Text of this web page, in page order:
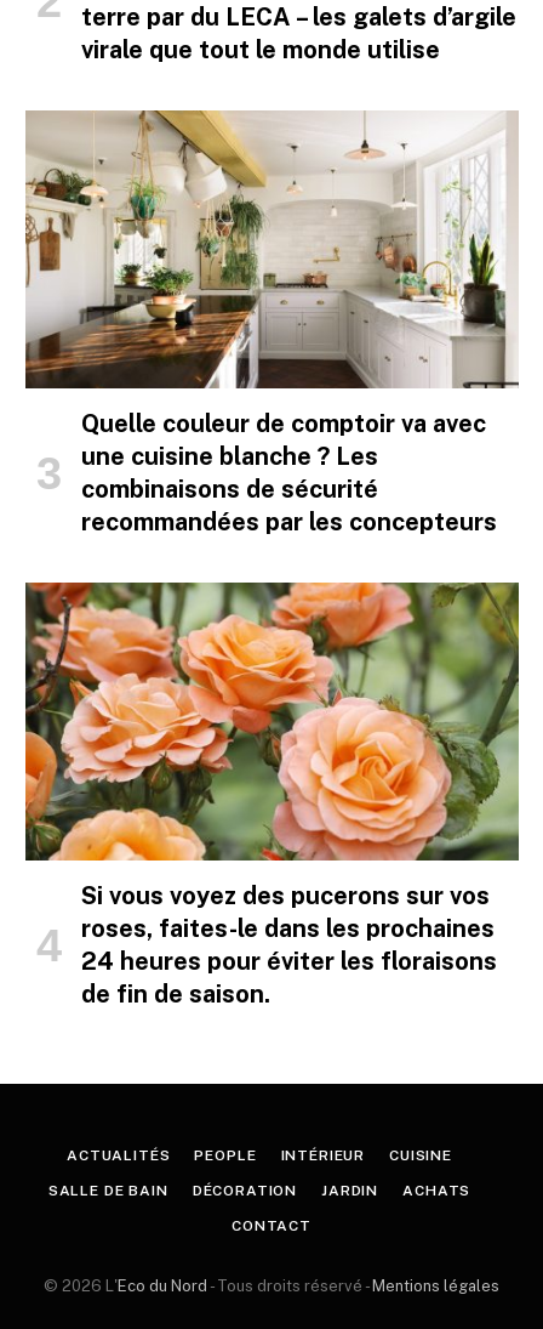
terre par du LECA – les galets d’argile
virale que tout le monde utilise
Quelle couleur de comptoir va avec
une cuisine blanche ? Les
combinaisons de sécurité
recommandées par les concepteurs
Si vous voyez des pucerons sur vos
roses, faites-le dans les prochaines
24 heures pour éviter les floraisons
de fin de saison.
ACTUALITÉS PEOPLE INTÉRIEUR CUISINE
SALLE DE BAIN DÉCORATION JARDIN ACHATS
CONTACT
© 2026 L'Eco du Nord - Tous droits réservé -Mentions légales